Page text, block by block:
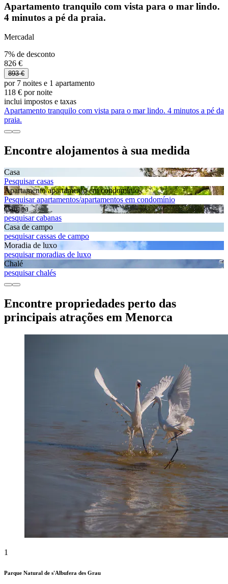
Apartamento tranquilo com vista para o mar lindo.
4 minutos a pé da praia.
Mercadal
7% de desconto
826 €
893 €
por 7 noites e 1 apartamento
118 € por noite
inclui impostos e taxas
Apartamento tranquilo com vista para o mar lindo. 4 minutos a pé da
praia.
Encontre alojamentos à sua medida
Casa
Pesquisar casas
Apartamento/apartamento em condomínio
Pesquisar apartamentos/apartamentos em condomínio
Cabana
pesquisar cabanas
Casa de campo
pesquisar cassas de campo
Moradia de luxo
pesquisar moradias de luxo
Chalé
pesquisar chalés
Encontre propriedades perto das
principais atrações em Menorca
1
Parque Natural de s'Albufera des Grau